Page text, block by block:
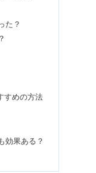
よくないの？口
い方も紹介
飯器は効果な
コミは嘘？
ドは危ない？売
た？
すめの方法
効果ある？